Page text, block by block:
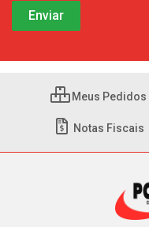
Meus Pedidos
Notas Fiscais